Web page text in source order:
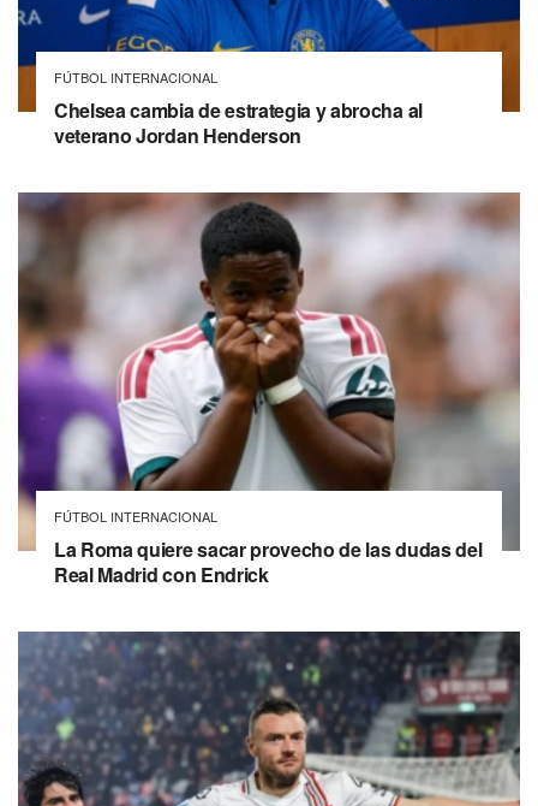
FÚTBOL INTERNACIONAL
Chelsea cambia de estrategia y abrocha al
veterano Jordan Henderson
FÚTBOL INTERNACIONAL
La Roma quiere sacar provecho de las dudas del
Real Madrid con Endrick